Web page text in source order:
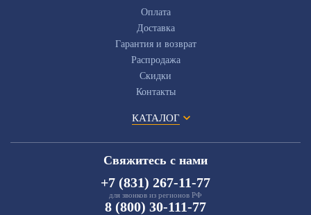
Оплата
Доставка
Гарантия и возврат
Распродажа
Скидки
Контакты
КАТАЛОГ
Свяжитесь с нами
+7 (831) 267-11-77
для звонков из регионов РФ
8 (800) 30-111-77